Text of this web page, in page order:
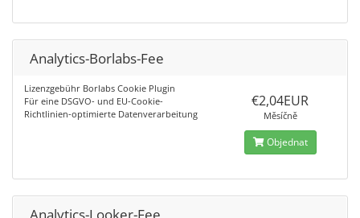
Analytics-Borlabs-Fee
Lizenzgebühr Borlabs Cookie Plugin
Für eine DSGVO- und EU-Cookie-
Richtlinien-optimierte Datenverarbeitung
€2,04EUR
Měsíčně
Objednat